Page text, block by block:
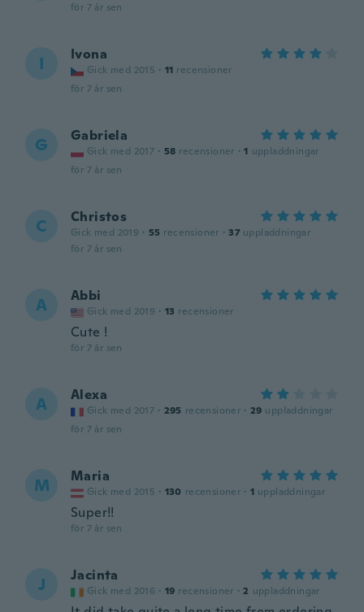
för 7 år sen
I Ivona
Gick med 2015 · 11 recensioner
för 7 år sen
G Gabriela
Gick med 2017 · 58 recensioner · 1 uppladdningar
för 7 år sen
C Christos
Gick med 2019 · 55 recensioner · 37 uppladdningar
för 7 år sen
A Abbi
Gick med 2019 · 13 recensioner
Cute !
för 7 år sen
A Alexa
Gick med 2017 · 295 recensioner · 29 uppladdningar
för 7 år sen
M Maria
Gick med 2015 · 130 recensioner · 1 uppladdningar
Super!!
för 7 år sen
J Jacinta
Gick med 2016 · 19 recensioner · 2 uppladdningar